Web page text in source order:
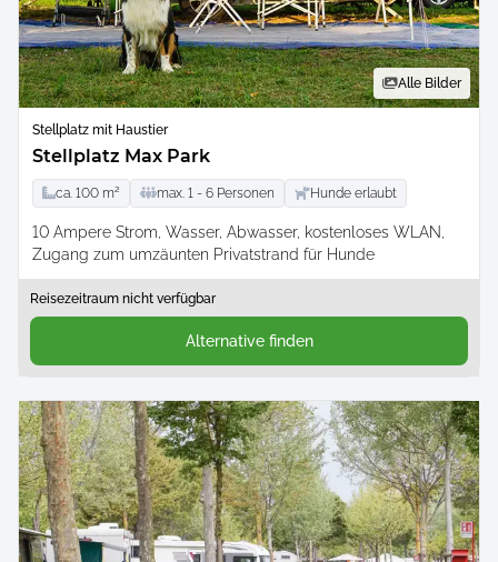
Alle Bilder
Stellplatz mit Haustier
Stellplatz Max Park
ca. 100 m² max. 1 - 6 Personen Hunde erlaubt
10 Ampere Strom Wasser Abwasser kostenloses WLAN
Zugang zum umzäunten Privatstrand für Hunde
Reisezeitraum nicht verfügbar
Alternative finden